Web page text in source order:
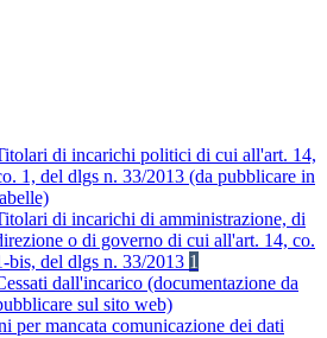
di incarichi politici di cui all'art. 14,
1, del dlgs n. 33/2013 (da pubblicare in
di incarichi di amministrazione, di
o di governo di cui all'art. 14, co.
bis, del dlgs n. 33/2013 1
dall'incarico (documentazione da
sul sito web)
per mancata comunicazione dei dati